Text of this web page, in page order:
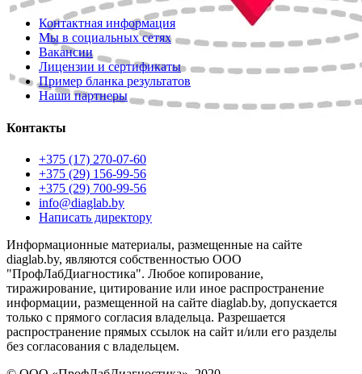
Контактная информация
Мы в социальных сетях
Вакансии
Лицензии и сертификаты
Пример бланка результатов
Наши партнеры
Контакты
+375 (17) 270-07-60
+375 (29) 156-99-56
+375 (29) 700-99-56
info@diaglab.by
Написать директору
Информационные материалы, размещенные на сайте
diaglab.by, являются собственностью ООО
"ПрофЛабДиагностика". Любое копирование,
тиражирование, цитирование или иное распространение
информации, размещенной на сайте diaglab.by, допускается
только с прямого согласия владельца. Разрешается
распространение прямых ссылок на сайт и/или его разделы
без согласования с владельцем.